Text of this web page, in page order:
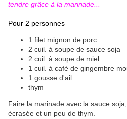
tendre grâce à la marinade...
Pour 2 personnes
1 filet mignon de porc
2 cuil. à soupe de sauce soja
2 cuil. à soupe de miel
1 cuil. à café de gingembre
1 gousse d'ail
thym
Faire la marinade avec la sauce
écrasée et un peu de thym.